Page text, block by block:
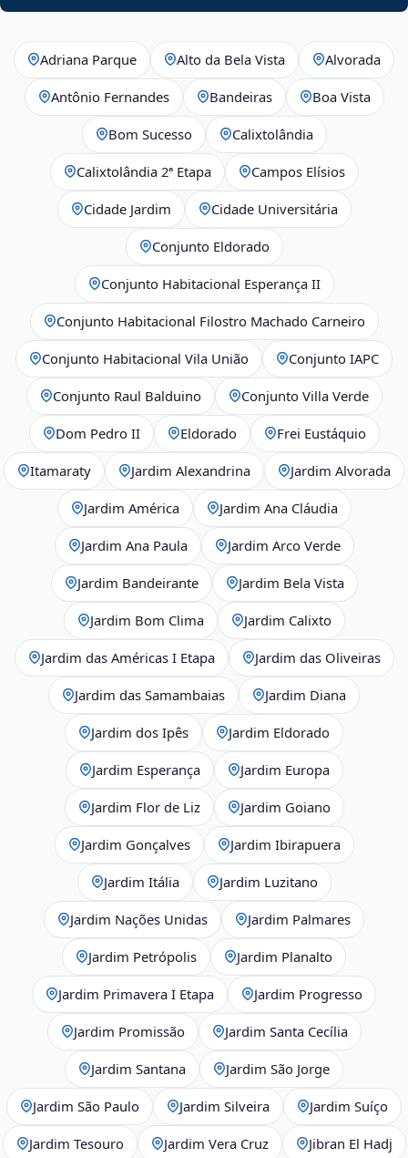
Adriana Parque Alto da Bela Vista Alvorada
Antônio Fernandes Bandeiras Boa Vista
Bom Sucesso Calixtolândia
Calixtolândia 2ª Etapa Campos Elísios
Cidade Jardim Cidade Universitária
Conjunto Eldorado
Conjunto Habitacional Esperança II
Conjunto Habitacional Filostro Machado Carneiro
Conjunto Habitacional Vila União Conjunto IAPC
Conjunto Raul Balduino Conjunto Villa Verde
Dom Pedro II Eldorado Frei Eustáquio
Itamaraty Jardim Alexandrina Jardim Alvorada
Jardim América Jardim Ana Cláudia
Jardim Ana Paula Jardim Arco Verde
Jardim Bandeirante Jardim Bela Vista
Jardim Bom Clima Jardim Calixto
Jardim das Américas I Etapa Jardim das Oliveiras
Jardim das Samambaias Jardim Diana
Jardim dos Ipês Jardim Eldorado
Jardim Esperança Jardim Europa
Jardim Flor de Liz Jardim Goiano
Jardim Gonçalves Jardim Ibirapuera
Jardim Itália Jardim Luzitano
Jardim Nações Unidas Jardim Palmares
Jardim Petrópolis Jardim Planalto
Jardim Primavera I Etapa Jardim Progresso
Jardim Promissão Jardim Santa Cecília
Jardim Santana Jardim São Jorge
Jardim São Paulo Jardim Silveira Jardim Suíço
Jardim Tesouro Jardim Vera Cruz Jibran El Hadj